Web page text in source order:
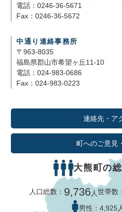
電話：0246-36-5671
Fax：0246-36-5672
中通り連絡事務所
〒963-8035
福島県郡山市希望ヶ丘11-10
電話：024-983-0686
Fax：024-983-0223
連絡先・ア
町へのご意見
大熊町の
人口総数： 9,736人世帯数
男性： 4,925